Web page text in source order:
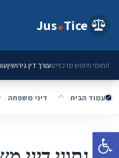
פתח סרגל נגישות
Jus Tice
תחומי חיפוש מרכזייםעורך דין גירושין
עמוד הבית דיני משפחה